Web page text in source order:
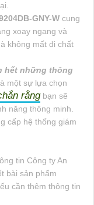
GNY-W cung
xoay ngang và
không mất đi chất
hết những thông
một sự lựa chọn
rằngbạn sẽ
năng thông minh.
cấp hệ thống giám
tin Công ty An
bài sản phẩm
cần thêm thông tin